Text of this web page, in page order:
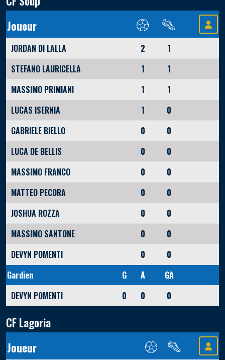
Joueur
JORDAN DI LALLA 2
1
STEFANO LAURICELLA
1
1
MASSIMO PRIMIANI
1
1
LUCAS ISERNIA
1
0
GABRIELE BIELLO
0
0
LUCA DE BELLIS
0
0
MASSIMO FRANCO
0
0
MATTEO PECORA
0
0
JOSHUA ROZZA
0
0
MASSIMO SANTONE
0
0
DEVYN POMENTI
0
0
Gardien
G A
GA
DEVYN POMENTI
0 0 0
CF Lagoria
Joueur